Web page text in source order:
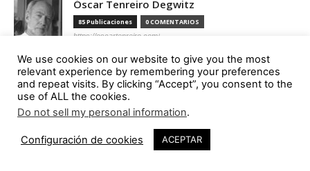
Óscar Tenreiro Degwitz
85 Publicaciones 0 COMENTARIOS
https://oscartenreiro.com/
Antonio S. Río Vázquez
57 Publicaciones 0 COMENTARIOS
https://asrv.es/
Marcelo Gardinetti
56 Publicaciones 0 COMENTARIOS
We use cookies on our website to give you the most
relevant experience by remembering your preferences
and repeat visits. By clicking “Accept”, you consent to the
use of ALL the cookies.
Do not sell my personal information.
Configuración de cookies ACEPTAR